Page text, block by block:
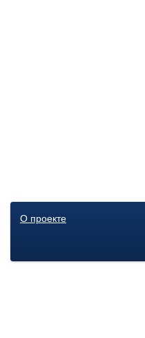
О проекте